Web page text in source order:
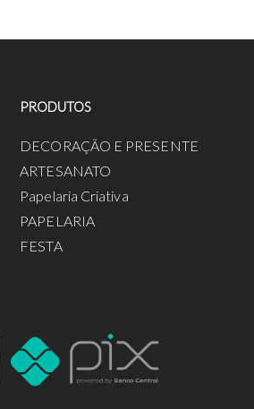
PRODUTOS
DECORAÇÃO E PRESENTE
ARTESANATO
Papelaria Criativa
PAPELARIA
FESTA